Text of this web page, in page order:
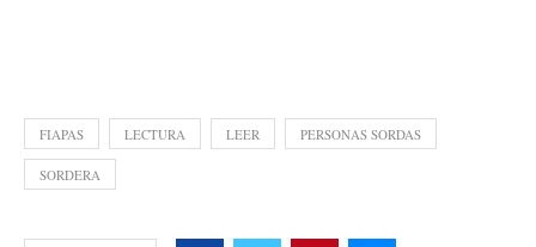
FIAPAS LECTURA LEER PERSONAS SORDAS
SORDERA